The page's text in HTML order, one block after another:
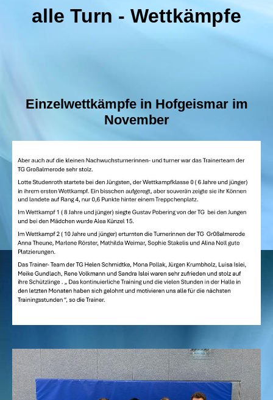
alle Turn - Wettkämpfe
Einzelwettkämpfe in Hofgeismar im
November